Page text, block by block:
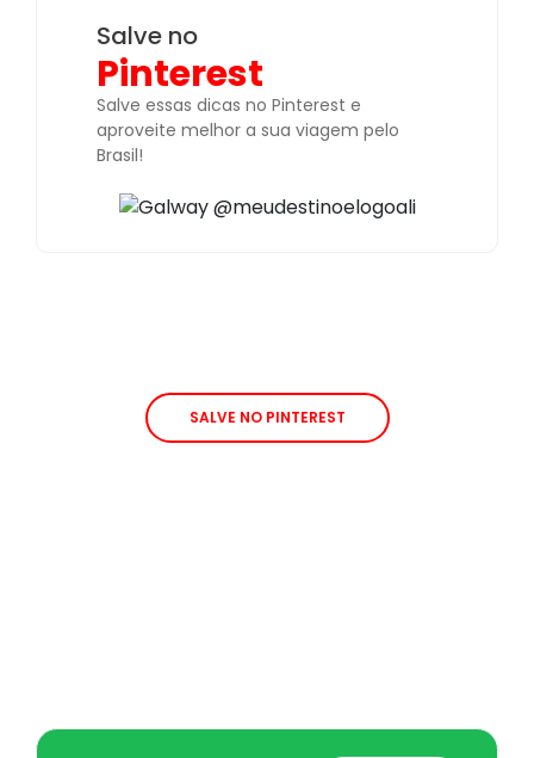
Salve no
Pinterest
Salve essas dicas no Pinterest e
aproveite melhor a sua viagem pelo
Brasil!
SALVE NO PINTEREST